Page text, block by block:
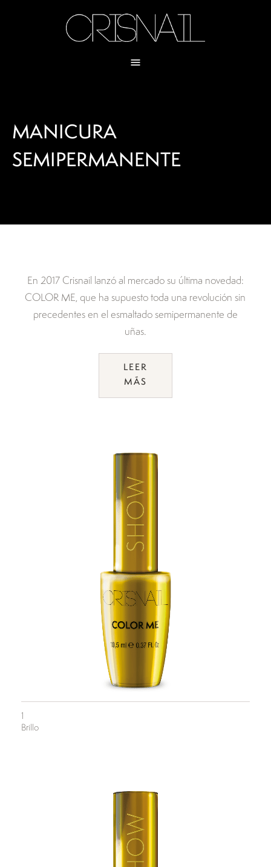
MANICURA
SEMIPERMANENTE
En 2017 Crisnail lanzó al mercado su última novedad:
COLOR ME, que ha supuesto toda una revolución sin
precedentes en el esmaltado semipermanente de
uñas.
LEER
MÁS
Brillo